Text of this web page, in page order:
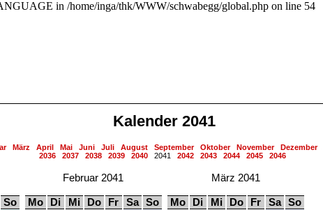
in /home/inga/thk/WWW/schwabegg/global.php on line 54
Kalender 2041
März April Mai Juni Juli August September Oktober November Dezember
2036
2037 2038 2039 20402041 2042 2043 2044 2045 2046
So
Februar 2041
Mo Di Mi Do Fr Sa
So
März 2041
Mo Di Mi Do Fr Sa
So